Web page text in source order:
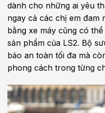
dành cho những ai yêu
ngay cả các chị em đam
bằng xe máy cũng có
sản phẩm của LS2. Bộ
bảo an toàn tối đa mà
phong cách trong từng